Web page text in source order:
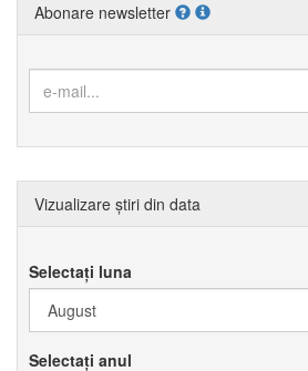
Abonare newsletter
Vizualizare știri din data
Selectați luna
Selectați anul